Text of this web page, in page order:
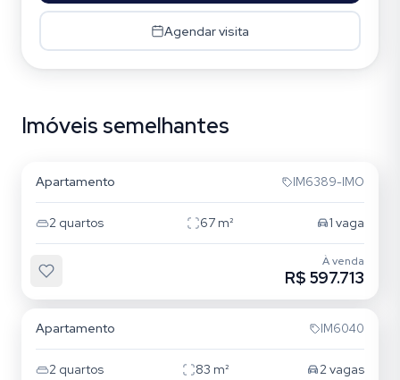
Agendar visita
Imóveis semelhantes
Jardim Itu
Apartamento IM6389-IMO
2 quartos 67 m² 1 vaga
À venda
R$ 597.713
Apartamento IM6040
2 quartos 83 m² 2vagas